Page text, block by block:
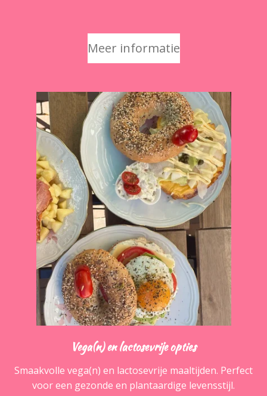
Meer informatie
Vega(n) en lactosevrije opties
Smaakvolle vega(n) en lactosevrije maaltijden. Perfect
voor een gezonde en plantaardige levensstijl.